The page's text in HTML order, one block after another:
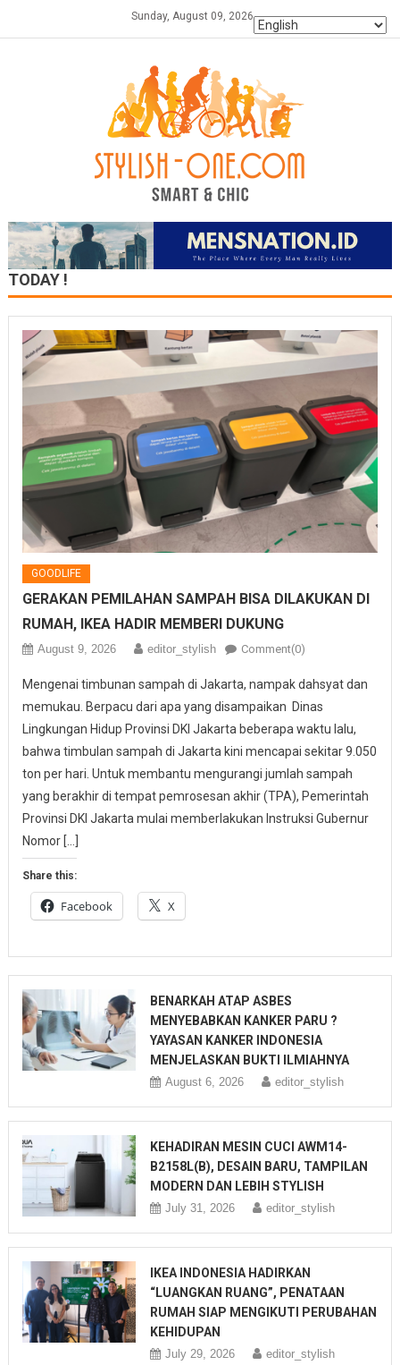
Sunday, August 09, 2026
TODAY !
GOODLIFE
GERAKAN PEMILAHAN SAMPAH BISA DILAKUKAN DI
RUMAH, IKEA HADIR MEMBERI DUKUNG
August 9, 2026 editor_stylish Comment(0)
Mengenai timbunan sampah di Jakarta, nampak dahsyat dan
memukau. Berpacu dari apa yang disampaikan Dinas
Lingkungan Hidup Provinsi DKI Jakarta beberapa waktu lalu,
bahwa timbulan sampah di Jakarta kini mencapai sekitar 9.050
ton per hari. Untuk membantu mengurangi jumlah sampah
yang berakhir di tempat pemrosesan akhir (TPA), Pemerintah
Provinsi DKI Jakarta mulai memberlakukan Instruksi Gubernur
Nomor […]
Share this:
Facebook X
BENARKAH ATAP ASBES
MENYEBABKAN KANKER PARU ?
YAYASAN KANKER INDONESIA
MENJELASKAN BUKTI ILMIAHNYA
August 6, 2026 editor_stylish
KEHADIRAN MESIN CUCI AWM14-
B2158L(B), DESAIN BARU, TAMPILAN
MODERN DAN LEBIH STYLISH
July 31, 2026 editor_stylish
IKEA INDONESIA HADIRKAN
“LUANGKAN RUANG”, PENATAAN
RUMAH SIAP MENGIKUTI PERUBAHAN
KEHIDUPAN
July 29, 2026 editor_stylish